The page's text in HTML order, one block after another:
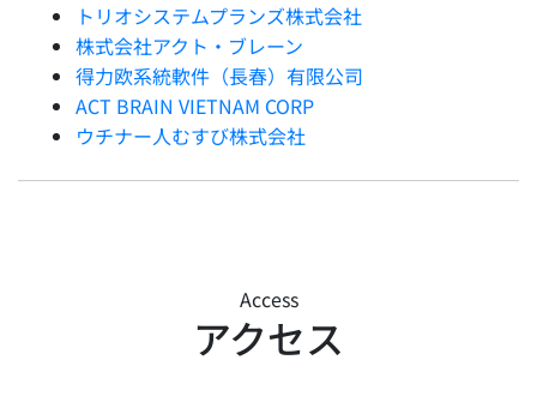
トリオシステムプランズ株式会社
株式会社アクト・ブレーン
得力欧系統軟件（長春）有限公司
ACT BRAIN VIETNAM CORP
ウチナー人むすび株式会社
Access
アクセス